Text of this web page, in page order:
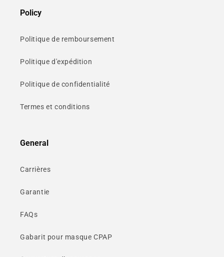
Policy
Politique de remboursement
Politique d'expédition
Politique de confidentialité
Termes et conditions
General
Carrières
Garantie
FAQs
Gabarit pour masque CPAP